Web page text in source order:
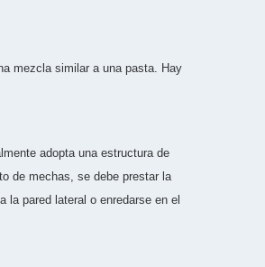
mezcla similar a una pasta. Hay
adopta una estructura de
de mechas, se debe prestar la
pared lateral o enredarse en el